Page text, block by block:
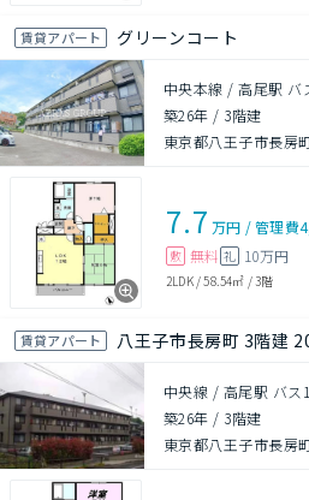
賃貸アパート グリーンコート
中央本線 / 高尾駅 バ
築26年 / 3階建
東京都八王子市長房
7.7 万円 /管理費
敷 無料 礼 10万円
2LDK/58.54㎡ /3階
賃貸アパート 八王子市長房町 3階建
中央線 / 高尾駅 バス
築26年 / 3階建
東京都八王子市長房